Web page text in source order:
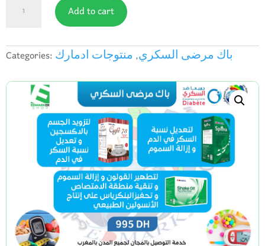
مرضى
quantity
Add to cart
Categories: باك مرضى السكري, منتوجات ادمارك